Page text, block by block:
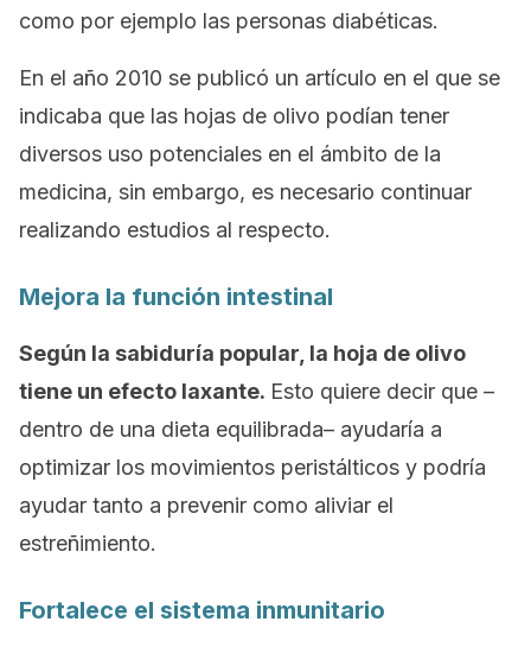
como por ejemplo las personas diabéticas.
En el año 2010 se publicó un artículo en el que se
indicaba que las hojas de olivo podían tener
diversos uso potenciales en el ámbito de la
medicina, sin embargo, es necesario continuar
realizando estudios al respecto.
Mejora la función intestinal
Según la sabiduría popular, la hoja de olivo
tiene un efecto laxante. Esto quiere decir que –
dentro de una dieta equilibrada– ayudaría a
optimizar los movimientos peristálticos y podría
ayudar tanto a prevenir como aliviar el
estreñimiento.
Fortalece el sistema inmunitario